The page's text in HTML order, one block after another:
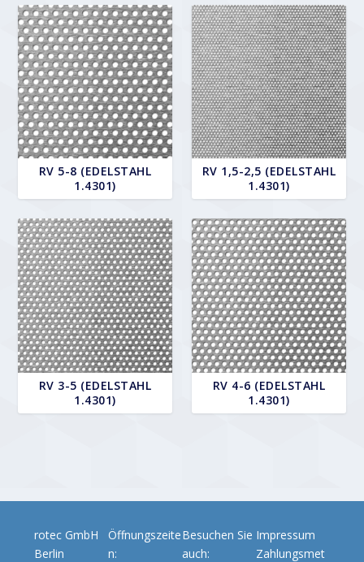
RV 5-8 (EDELSTAHL
1.4301)
RV 1,5-2,5 (EDELSTAHL
1.4301)
RV 3-5 (EDELSTAHL
1.4301)
RV 4-6 (EDELSTAHL
1.4301)
rotec GmbH
Berlin
Öffnungszeite
n:
Besuchen Sie
auch:
Impressum
Zahlungsmet